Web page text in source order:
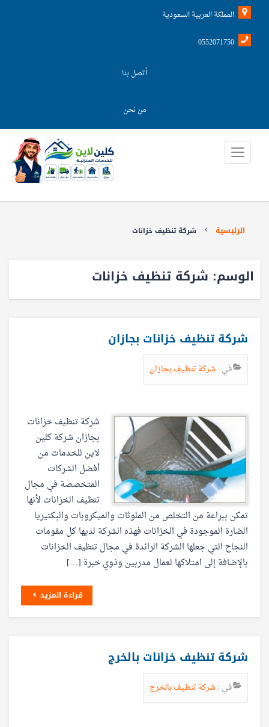
المملكة العربية السعودية
0552071750
أتصل بنا
من نحن
الرئيسية شركة تنظيف خزانات
الوسم: شركة تنظيف خزانات
شركة تنظيف خزانات بجازان
في :شركة تنظيف بجازان
شركة تنظيف خزانات
بجازان شركة كلين
لاين للخدمات من
أفضل الشركات
المتخصصة في مجال
تنظيف الخزانات لأنها
تمكن ببراعة من التخلص من الملوثات والميكروبات والبكتيريا
الضارة الموجودة في الخزانات فهذه الشركة لديها كل مقومات
النجاح التي جعلها الشركة الرائدة في مجال تنظيف الخزانات
بالإضافة إلى امتلاكها لعمال مدربين وذوي خبرة […]
قراءة المزيد
شركة تنظيف خزانات بالخرج
في :شركة تنظيف بالخرج